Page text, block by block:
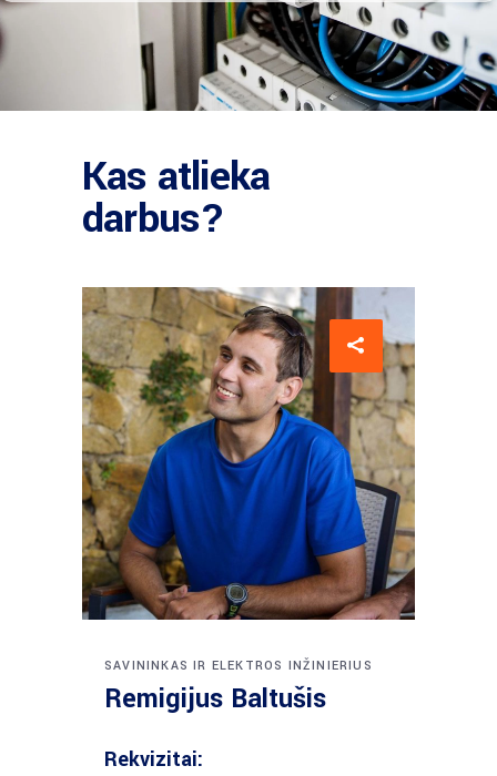
Kas atlieka
darbus?
SAVININKAS IR ELEKTROS INŽINIERIUS
Remigijus Baltušis
Rekvizitai: